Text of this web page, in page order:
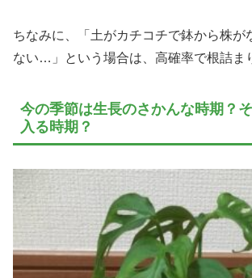
ちなみに、「土がカチコチで鉢から株が
ない…」という場合は、高確率で根詰ま
今の季節は生長のさかんな時期？
入る時期？